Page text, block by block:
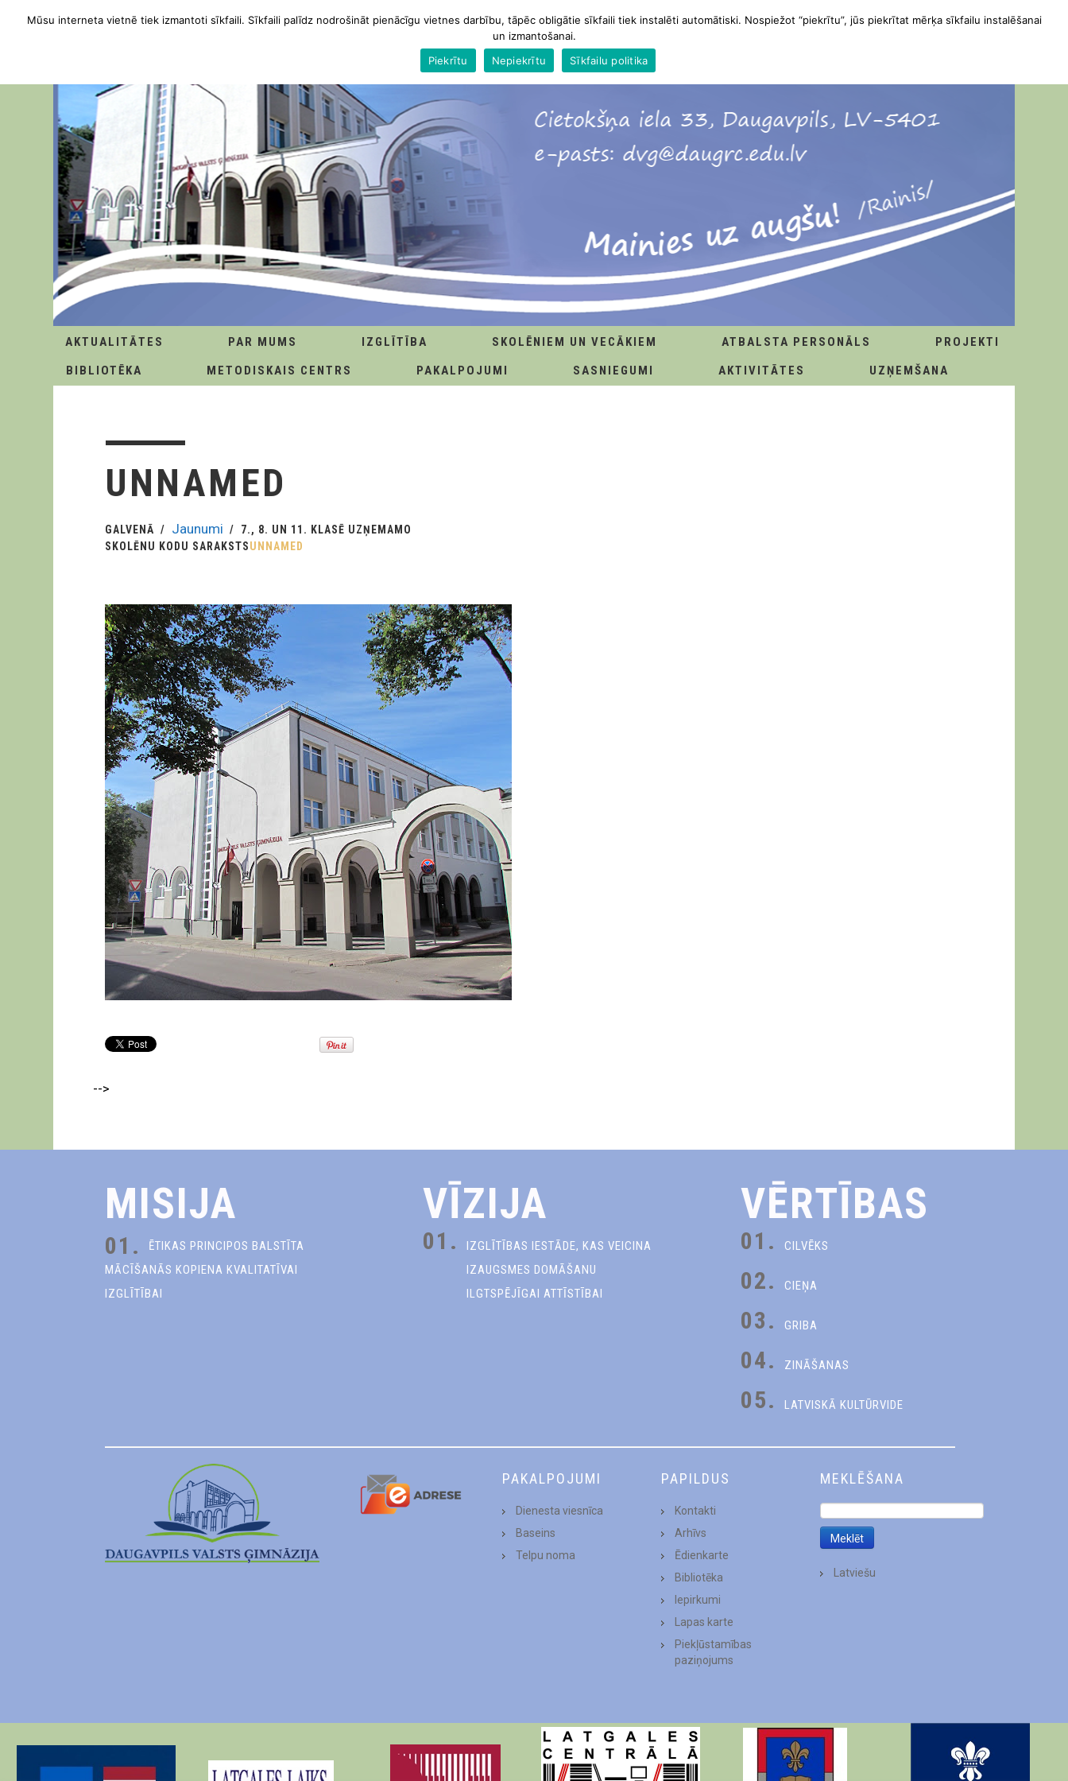
AKTUALITĀTES PAR MUMS IZGLĪTĪBA SKOLĒNIEM UN VECĀKIEM ATBALSTA PERSONĀLS
PROJEKTI
BIBLIOTĒKA
METODISKAIS CENTRS PAKALPOJUMI SASNIEGUMI AKTIVITĀTES UZŅEMŠANA
UNNAMED
GALVENĀ Jaunumi
7., 8. UN 11. KLASĒ UZŅEMAMO
SKOLĒNU KODU SARAKSTSUNNAMED
-->
MISIJA
01.
ĒTIKAS PRINCIPOS BALSTĪTA
MĀCĪŠANĀS KOPIENA KVALITATĪVAI
IZGLĪTĪBAI
VĪZIJA
01.
IZGLĪTĪBAS IESTĀDE, KAS VEICINA
IZAUGSMES DOMĀŠANU
ILGTSPĒJĪGAI ATTĪSTĪBAI
VĒRTĪBAS
01. CILVĒKS
02. CIEŅA
03. GRIBA
04. ZINĀŠANAS
05. LATVISKĀ KULTŪRVIDE
PAKALPOJUMI
Dienesta viesnīca
Baseins
Telpu noma
PAPILDUS
Kontakti
Arhīvs
Ēdienkarte
Bibliotēka
Iepirkumi
Lapas karte
Piekļūstamības
paziņojums
MEKLĒŠANA
Latviešu
Mūsu interneta vietnē tiek izmantoti sīkfaili. Sīkfaili palīdz nodrošināt pienācīgu vietnes darbību, tāpēc obligātie sīkfaili tiek instalēti automātiski. Nospiežot “piekrītu”, jūs piekrītat mērķa sīkfailu instalēšanai
un izmantošanai.
Piekrītu
Nepiekrītu Sīkfailu politika